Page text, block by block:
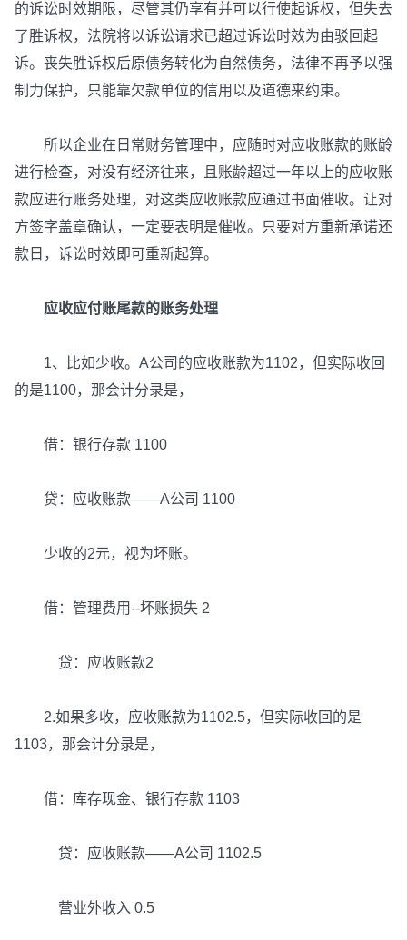
的诉讼时效期限，尽管其仍享有并可以行使起诉权，但失去
了胜诉权，法院将以诉讼请求已超过诉讼时效为由驳回起
诉。丧失胜诉权后原债务转化为自然债务，法律不再予以强
制力保护，只能靠欠款单位的信用以及道德来约束。
所以企业在日常财务管理中，应随时对应收账款的账龄
进行检查，对没有经济往来，且账龄超过一年以上的应收账
款应进行账务处理，对这类应收账款应通过书面催收。让对
方签字盖章确认，一定要表明是催收。只要对方重新承诺还
款日，诉讼时效即可重新起算。
应收应付账尾款的账务处理
1、比如少收。A公司的应收账款为1102，但实际收回
的是1100，那会计分录是，
借：银行存款 1100
贷：应收账款——A公司 1100
少收的2元，视为坏账。
借：管理费用--坏账损失 2
贷：应收账款2
2.如果多收，应收账款为1102.5，但实际收回的是
1103，那会计分录是，
借：库存现金、银行存款 1103
贷：应收账款——A公司 1102.5
营业外收入 0.5